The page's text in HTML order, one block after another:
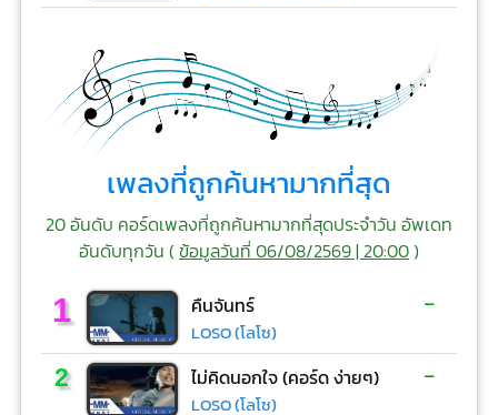
เพลงที่ถูกค้นหามากที่สุด
20 อันดับ คอร์ดเพลงที่ถูกค้นหามากที่สุดประจำวัน อัพเดท
อันดับทุกวัน (ข้อมูลวันที่ 06/08/2569 | 20:00)
1 คืนจันทร์
LOSO (โลโซ)
-
2 ไม่คิดนอกใจ (คอร์ด ง่ายๆ)
LOSO (โลโซ)
-